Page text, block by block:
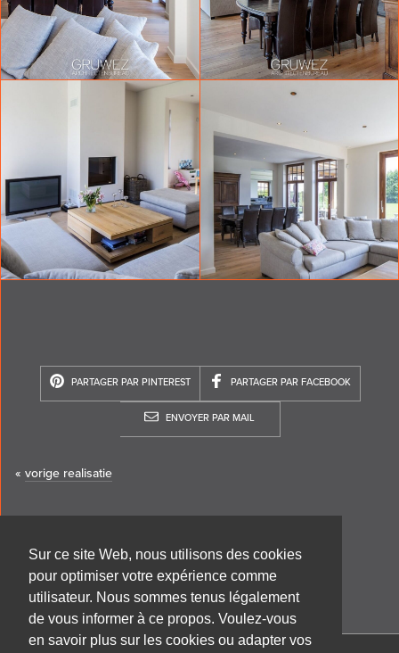
Sur ce site Web, nous utilisons des cookies
pour optimiser votre expérience comme
utilisateur. Nous sommes tenus légalement
de vous informer à ce propos. Voulez-vous
en savoir plus sur les cookies ou adapter vos
PARTAGER PAR PINTEREST PARTAGER PAR FACEBOOK
ENVOYER PAR MAIL
« vorige realisatie